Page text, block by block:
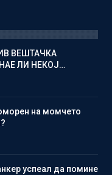
ВЕШТАЧКА
ЛИ НЕКОЈ…
на момчето
успеал да помине